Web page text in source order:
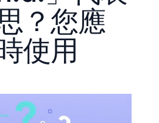
？您應
使用